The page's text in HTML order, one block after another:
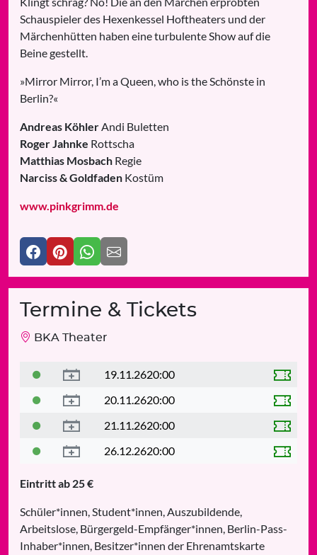
Schauspieler des Hexenkessel Hoftheaters und der
Märchenhütten haben eine turbulente Show auf die
Beine gestellt.
»Mirror Mirror, I’m a Queen, who is the Schönste in
Berlin?«
Andreas KöhlerAndi Buletten
Roger Jahnke Rottscha
Matthias Mosbach Regie
Narciss & Goldfaden Kostüm
www.pinkgrimm.de
Termine & Tickets
BKA Theater
19.11.2620:00
20.11.2620:00
21.11.2620:00
26.12.2620:00
Eintritt ab 25 €
Schüler*innen, Student*innen, Auszubildende,
Arbeitslose, Bürgergeld-Empfänger*innen, Berlin-Pass-
Inhaber*innen, Besitzer*innen der Ehrenamtskarte